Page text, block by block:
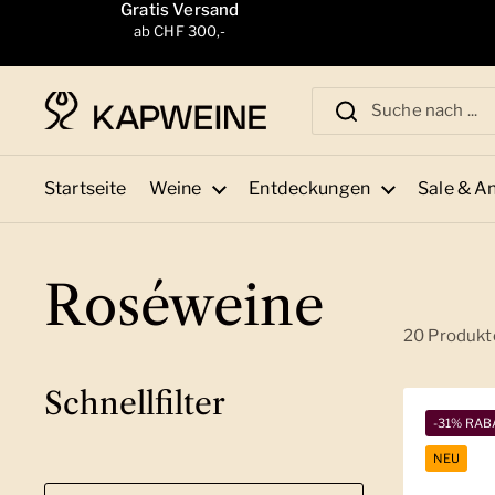
Zum Inhalt springenGratis Versand
ab CHF 300,-
Startseite Weine Entdeckungen Sale &
Roséweine
Schnellfilter
20
-31%
NEU